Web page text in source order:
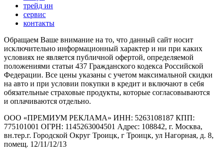
трейд ин
сервис
контакты
Обращаем Ваше внимание на то, что данный сайт носит
исключительно информационный характер и ни при каких
условиях не является публичной офертой, определяемой
положениями статьи 437 Гражданского кодекса Российской
Федерации. Все цены указаны с учетом максимальной скидки
на авто и при условии покупки в кредит и включают в себя
обязательные страховые продукты, которые согласовываются
и оплачиваются отдельно.
ООО «ПРЕМИУМ РЕКЛАМА» ИНН: 5263108187 КПП:
775101001 ОГРН: 1145263004501 Адрес: 108842, г. Москва,
вн.тер.г. Городской Округ Троицк, г Троицк, ул Нагорная, д. 8,
помещ. 12/11/12/13